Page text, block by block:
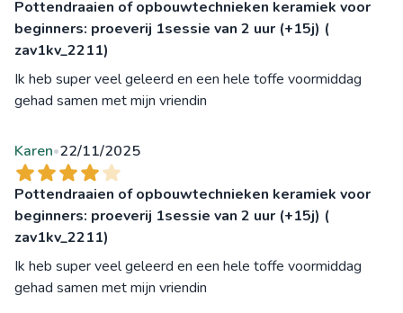
Pottendraaien of opbouwtechnieken keramiek voor
beginners: proeverij 1sessie van 2 uur (+15j) (
zav1kv_2211)
Ik heb super veel geleerd en een hele toffe voormiddag
gehad samen met mijn vriendin
Karen•22/11/2025
Pottendraaien of opbouwtechnieken keramiek voor
beginners: proeverij 1sessie van 2 uur (+15j) (
zav1kv_2211)
Ik heb super veel geleerd en een hele toffe voormiddag
gehad samen met mijn vriendin